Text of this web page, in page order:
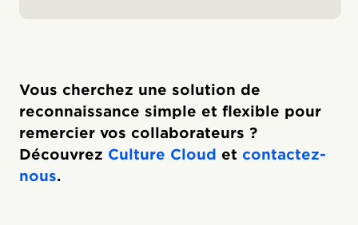
Vous cherchez une solution de
reconnaissance simple et flexible pour
remercier vos collaborateurs ?
Découvrez Culture Cloud et contactez-
nous.